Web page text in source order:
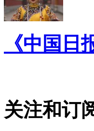
《中国
关注和订